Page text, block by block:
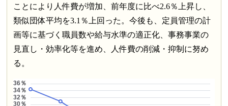
ことにより人件費が増加、前年度に比べ2.6％上昇し、
類似団体平均を3.1％上回った。今後も、定員管理の計
画等に基づく職員数や給与水準の適正化、事務事業の
見直し・効率化等を進め、人件費の削減・抑制に努め
る。